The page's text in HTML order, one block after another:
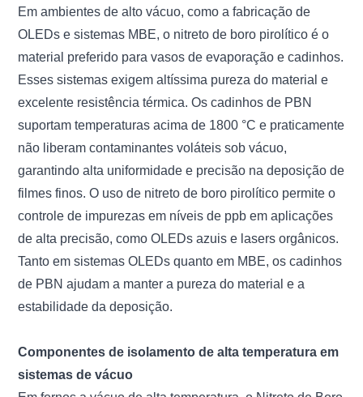
Em ambientes de alto vácuo, como a fabricação de
OLEDs e sistemas MBE, o nitreto de boro pirolítico é o
material preferido para vasos de evaporação e cadinhos.
Esses sistemas exigem altíssima pureza do material e
excelente resistência térmica. Os cadinhos de PBN
suportam temperaturas acima de 1800 °C e praticamente
não liberam contaminantes voláteis sob vácuo,
garantindo alta uniformidade e precisão na deposição de
filmes finos. O uso de nitreto de boro pirolítico permite o
controle de impurezas em níveis de ppb em aplicações
de alta precisão, como OLEDs azuis e lasers orgânicos.
Tanto em sistemas OLEDs quanto em MBE, os cadinhos
de PBN ajudam a manter a pureza do material e a
estabilidade da deposição.
Componentes de isolamento de alta temperatura em
sistemas de vácuo